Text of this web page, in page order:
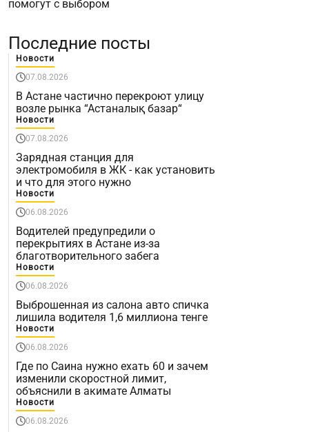
помогут с выбором
Последние посты
Новости
07.08.2026
В Астане частично перекроют улицу
возле рынка “Астаналық базар“
Новости
07.08.2026
Зарядная станция для
электромобиля в ЖК - как установить
и что для этого нужно
Новости
06.08.2026
Водителей предупредили о
перекрытиях в Астане из-за
благотворительного забега
Новости
06.08.2026
Выброшенная из салона авто спичка
лишила водителя 1,6 миллиона тенге
Новости
06.08.2026
Где по Саина нужно ехать 60 и зачем
изменили скоростной лимит,
объяснили в акимате Алматы
Новости
06.08.2026